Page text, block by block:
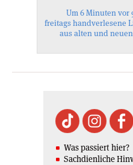
Um 6 Minuten vor
freitags handverlesene
aus alten und
Was passiert hier?
Sachdienliche